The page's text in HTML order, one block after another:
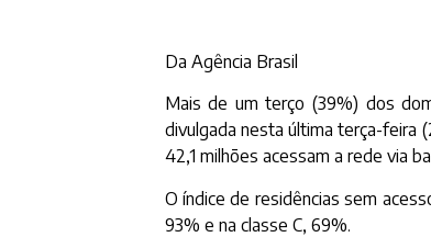
Da Agência Brasil
Mais de um terço (39%) dos
divulgada nesta última terça-feira
42,1 milhões acessam a rede via
O índice de residências sem
93% e na classe C, 69%.